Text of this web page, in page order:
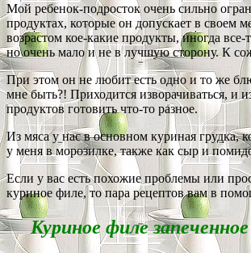
Мой ребенок-подросток очень сильно
продуктах, которые он допускает в своем
возрастом кое-какие продукты, иногда все-
но очень мало и не в лучшую сторону. К
При этом он не любит есть одно и то же
мне быть?! Приходится изворачиваться, и
продуктов готовить что-то разное.
Из мяса у нас в основном куриная грудка,
у меня в морозилке, также как сыр и
Если у вас есть похожие проблемы или
куриное филе, то пара рецептов вам в
Куриное филе запеченное